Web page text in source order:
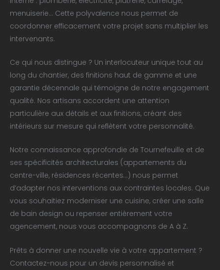
menuiserie… Cette polyvalence nous permet de
coordonner efficacement votre projet sans multiplier les
intervenants.
Ce qui nous distingue ? Un interlocuteur unique tout au
long du chantier, des finitions haut de gamme et une
garantie décennale qui témoigne de notre engagement
qualité. Nos artisans accordent une attention
particulière aux détails et aux finitions, créant des
intérieurs sur mesure qui reflètent votre personnalité.
Notre connaissance approfondie de Tournefeuille et de
ses spécificités architecturales (appartements du
centre-ville, résidences récentes…) nous permet
d’adapter nos interventions aux contraintes locales. Que
vous souhaitiez moderniser une cuisine, créer une salle
de bain design ou repenser entièrement votre
agencement, nous vous accompagnons de A à Z.
Prêts à donner une nouvelle vie à votre appartement ?
Contactez-nous pour un devis personnalisé et